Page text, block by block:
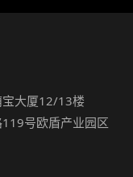
宝大厦12/13楼
号欧盾产业园区